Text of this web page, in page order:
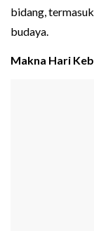
bidang,
budaya.
Makna Hari